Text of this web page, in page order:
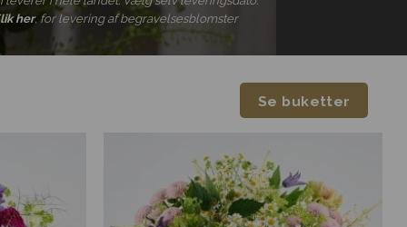
her, for levering af begravelsesblomster
Se buketter